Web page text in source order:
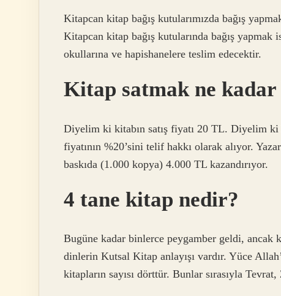
Kitapcan kitap bağış kutularımızda bağış
Kitapcan kitap bağış kutularında bağış
okullarına ve hapishanelere teslim edecektir.
Kitap satmak ne kadar
Diyelim ki kitabın satış fiyatı 20 TL. Diyelim ki
fiyatının %20’sini telif hakkı olarak alıyor.
baskıda (1.000 kopya) 4.000 TL kazandırıyor.
4 tane kitap nedir?
Bugüne kadar binlerce peygamber geldi, ancak
dinlerin Kutsal Kitap anlayışı vardır. Yüce
kitapların sayısı dörttür. Bunlar sırasıyla